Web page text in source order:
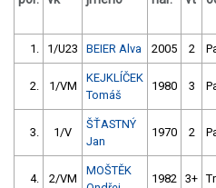
1. 1/U23 BEIER Alva 2005 2
2. 1/VM
KEJKLÍČEK
Tomáš
1980 3
3. 1/V
ŠŤASTNÝ
Jan
1970 2
4. 2/VM
MOŠTĚK
1982 3+